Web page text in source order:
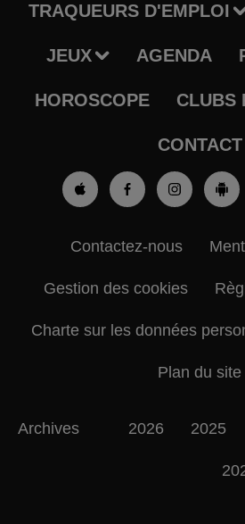
TRAQUEURS D'EMPLOI
JEUX AGENDA
HOROSCOPE CLUBS
CONTACT
Contactez-nous
Gestion des cookies
Charte sur les données
Plan du site
Archives 2026 2025